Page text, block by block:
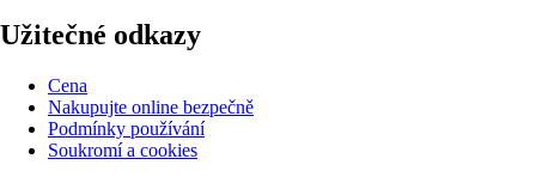
Užitečné odkazy
Cena
Nakupujte online bezpečně
Podmínky používání
Soukromí a cookies